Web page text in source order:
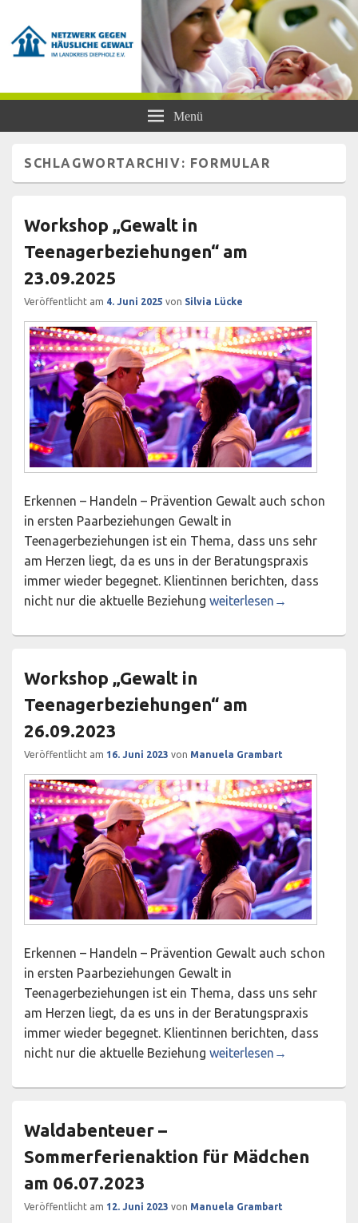
Netzwerk gegen Häusliche Gewalt
Frauen- und Kinderschutzhaus Diepholz, Beratungsstellen für Frauen und
Mädchen, BISS
Menü
SCHLAGWORTARCHIV: FORMULAR
Workshop „Gewalt in
Teenagerbeziehungen“ am
23.09.2025
Veröffentlicht am 4. Juni 2025 von Silvia Lücke
Erkennen – Handeln – Prävention Gewalt auch schon
in ersten Paarbeziehungen Gewalt in
Teenagerbeziehungen ist ein Thema, dass uns sehr
am Herzen liegt, da es uns in der Beratungspraxis
immer wieder begegnet. Klientinnen berichten, dass
nicht nur die aktuelle Beziehung Workshop „Gewalt in
weiterlesen →
Workshop „Gewalt in
Teenagerbeziehungen“ am
26.09.2023
Veröffentlicht am 16. Juni 2023 von Manuela Grambart
Erkennen – Handeln – Prävention Gewalt auch schon
in ersten Paarbeziehungen Gewalt in
Teenagerbeziehungen ist ein Thema, dass uns sehr
am Herzen liegt, da es uns in der Beratungspraxis
immer wieder begegnet. Klientinnen berichten, dass
nicht nur die aktuelle Beziehung Workshop „Gewalt in
weiterlesen →
Waldabenteuer –
Sommerferienaktion für Mädchen
am 06.07.2023
Veröffentlicht am 12. Juni 2023 von Manuela Grambart